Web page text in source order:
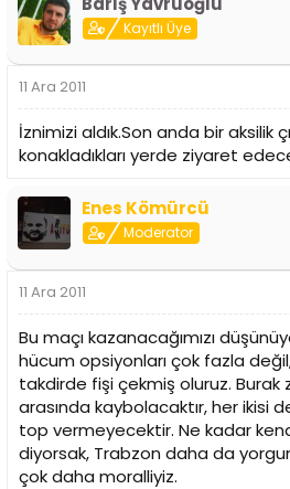
Kayıtlı Üye
11 Ara 2011
İznimizi aldık.Son anda bir aksilik
konakladıkları yerde ziyaret
Enes Kömürcü
Moderator
11 Ara 2011
Bu maçı kazanacağımızı
hücum opsiyonları çok fazla
takdirde fişi çekmiş oluruz. Burak
arasında kaybolacaktır, her ikisi
top vermeyecektir. Ne kadar
diyorsak, Trabzon daha da
çok daha moralliyiz.